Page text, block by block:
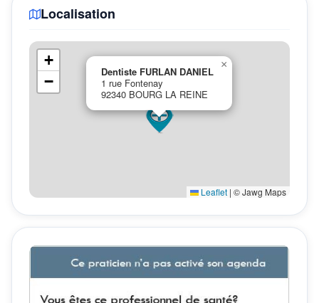
Localisation
Dentiste FURLAN DANIEL
1 rue Fontenay
92340 BOURG LA REINE
×
+
−
Leaflet | © Jawg Maps